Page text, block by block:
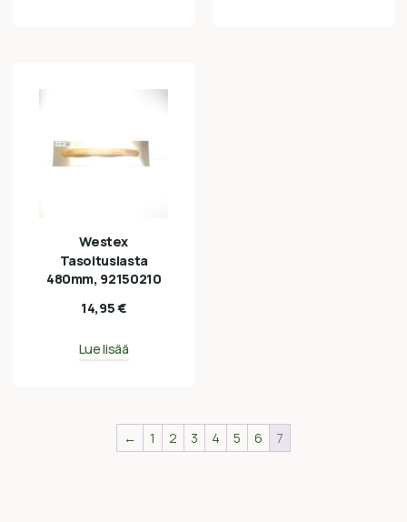
Westex
Tasoituslasta
480mm, 92150210
14,95€
Lue lisää
← 1 2 3 4 5 6 7